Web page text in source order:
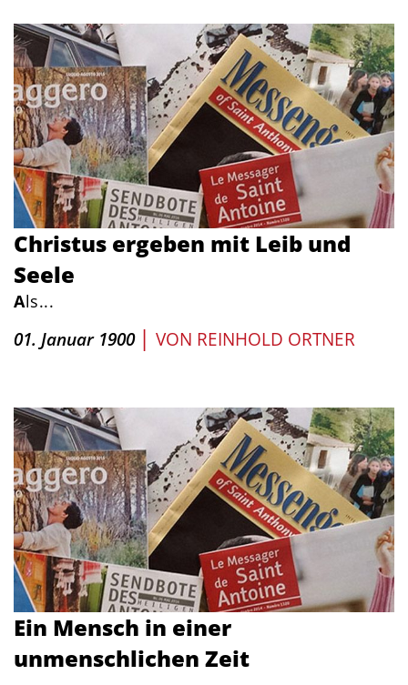
Christus ergeben mit Leib und
Seele
Als...
01. Januar 1900 | VON REINHOLD ORTNER
Ein Mensch in einer
unmenschlichen Zeit